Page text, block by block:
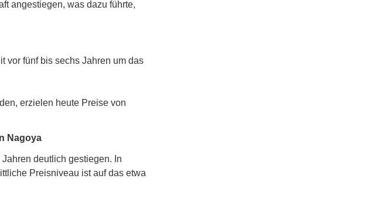
angestiegen, was dazu führte,
vor fünf bis sechs Jahren um das
erzielen heute Preise von
Nagoya
deutlich gestiegen. In
Preisniveau ist auf das etwa